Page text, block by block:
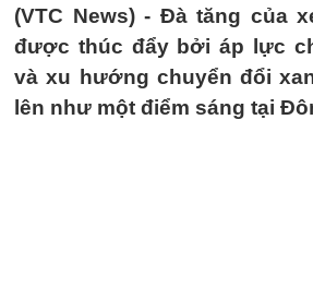
(VTC News) - Đà tăng của
được thúc đẩy bởi áp lực
và xu hướng chuyển đổi
lên như một điểm sáng tại